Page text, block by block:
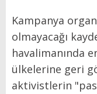
Kampanya
olmayacağı
havalimanında
ülkelerine geri
aktivistlerin